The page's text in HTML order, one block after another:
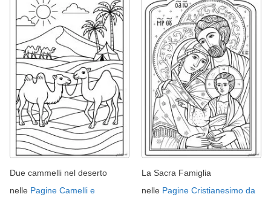
Due cammelli nel deserto
nelle Pagine Camelli e
La Sacra Famiglia
nelle Pagine Cristianesimo da